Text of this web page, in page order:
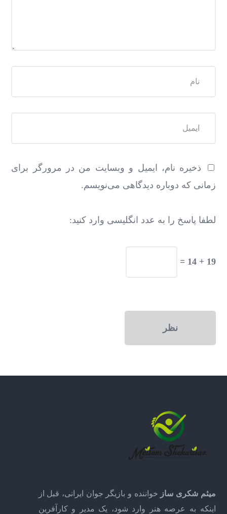
ذخیره نام، ایمیل و وبسایت من در مرورگر برای
زمانی که دوباره دیدگاهی می‌نویسم.
لطفا پاسخ را به عدد انگلیسی وارد کنید:
19 + 14 =
میثم شکری ساز خواننده و بازیگر جوان ایرانی، قبل از
اینکه به عرصه هنر وارد شود، یک مدیر و کارآفرین